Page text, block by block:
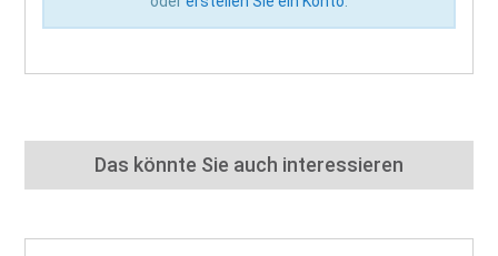
Das könnte Sie auch interessieren